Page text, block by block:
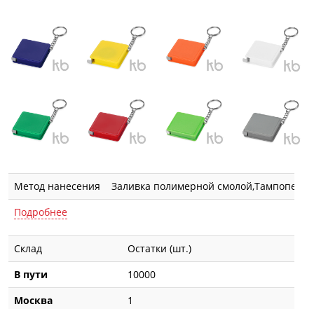
Метод нанесения
Заливка полимерной
Подробнее
Склад
Остатки (шт.)
В пути
10000
Москва
1